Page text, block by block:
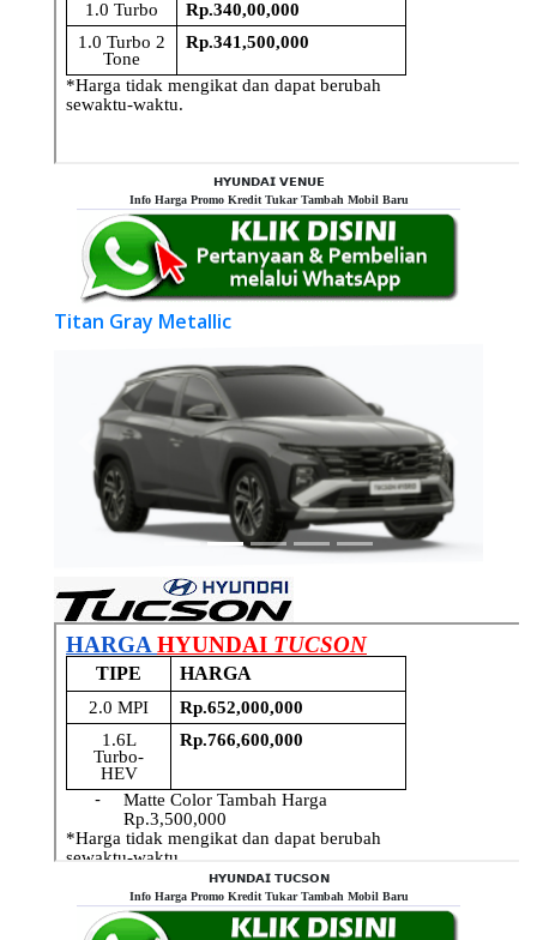
𝗛𝗬𝗨𝗡𝗗𝗔𝗜 𝗩𝗘𝗡𝗨𝗘
Info Harga Promo Kredit Tukar Tambah Mobil Baru
Titan Gray Metallic
Previous Next
𝗛𝗬𝗨𝗡𝗗𝗔𝗜 𝗧𝗨𝗖𝗦𝗢𝗡
Info Harga Promo Kredit Tukar Tambah Mobil Baru